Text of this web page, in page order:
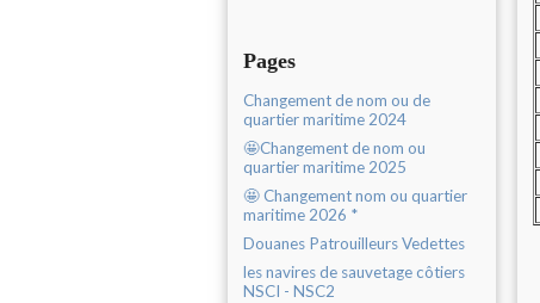
Pages
Changement de nom ou de
quartier maritime 2024
🤩Changement de nom ou
quartier maritime 2025
🤩 Changement nom ou quartier
maritime 2026 *
Douanes Patrouilleurs Vedettes
les navires de sauvetage côtiers
NSCI - NSC2